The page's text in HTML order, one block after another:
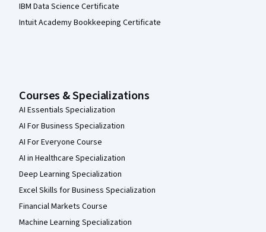
IBM Data Science Certificate
Intuit Academy Bookkeeping Certificate
Courses & Specializations
AI Essentials Specialization
AI For Business Specialization
AI For Everyone Course
AI in Healthcare Specialization
Deep Learning Specialization
Excel Skills for Business Specialization
Financial Markets Course
Machine Learning Specialization